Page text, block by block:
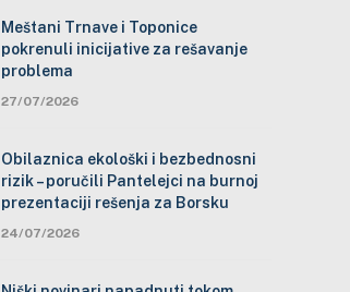
Meštani Trnave i Toponice
pokrenuli inicijative za rešavanje
problema
27/07/2026
Obilaznica ekološki i bezbednosni
rizik – poručili Pantelejci na burnoj
prezentaciji rešenja za Borsku
24/07/2026